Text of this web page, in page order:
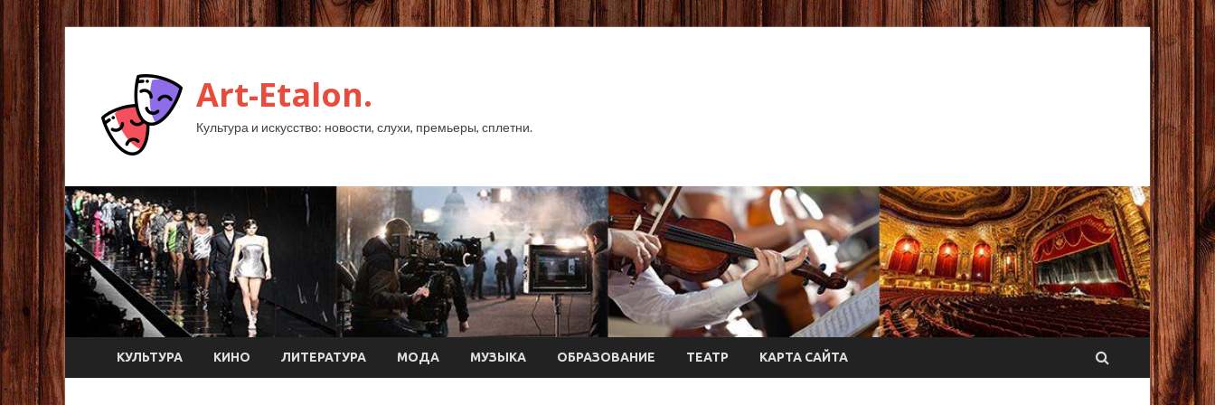
Art-Etalon.
Культура и искусство: новости, слухи, премьеры, сплетни.
КУЛЬТУРА КИНО ЛИТЕРАТУРА МОДА МУЗЫКА ОБРАЗОВАНИЕ ТЕАТР КАРТА САЙТА